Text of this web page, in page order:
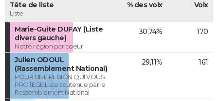
Tête de liste
Liste
% des voix Voix
Marie-Guite DUFAY (Liste
divers gauche)
Notre région par coeur
30,74% 170
Julien ODOUL
(Rassemblement National)
POUR UNE REGION QUI VOUS
PROTEGE Liste soutenue par le
Rassemblement National
29,11% 161